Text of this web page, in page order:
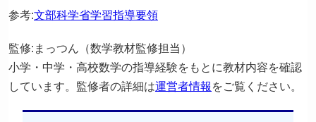
参考:文部科学省学習指導要領
監修:まっつん（数学教材監修担当）
小学・中学・高校数学の指導経験をもとに教材内容を確認
しています。監修者の詳細は運営者情報 をご覧ください。